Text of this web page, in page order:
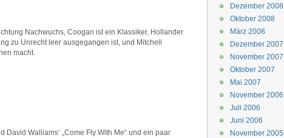
Nachwuchs, Coogan ist ein Klassiker, Hollander
zu Unrecht leer ausgegangen ist, und Mitchell
macht.
David Walliams‘ „Come Fly With Me“ und ein paar
Dezember 2008
Oktober 2008
März 2008
Dezember 2007
November 2007
Oktober 2007
Mai 2007
November 2006
Juli 2006
Juni 2006
November 2005